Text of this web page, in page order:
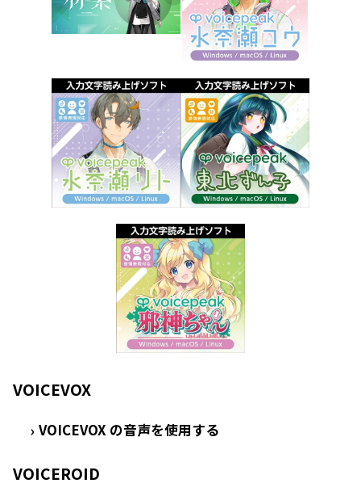
VOICEVOX
› VOICEVOX の音声を使用する
VOICEROID